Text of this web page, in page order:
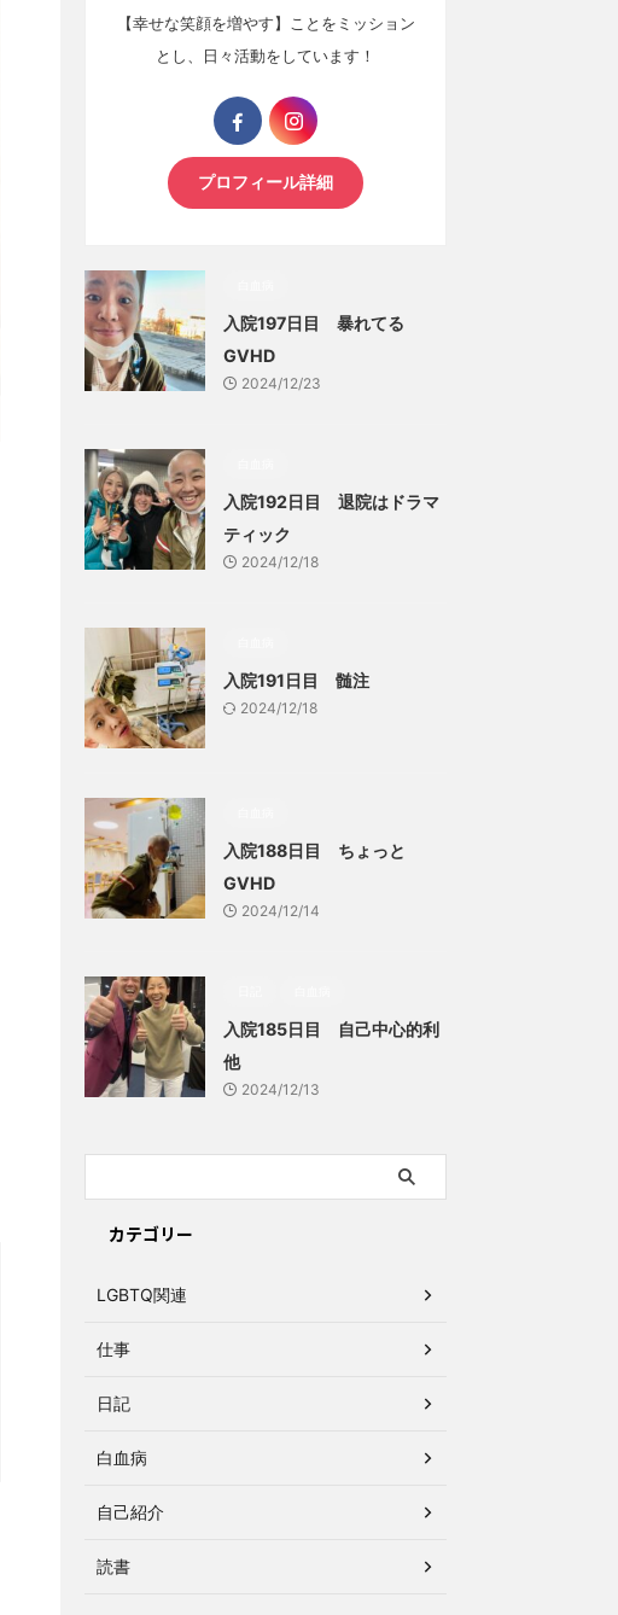
【幸せな笑顔を増やす】ことをミッション
とし、日々活動をしています！
プロフィール詳細
入院197日目 暴れてる
GVHD
2024/12/23
入院192日目 退院はドラマ
ティック
2024/12/18
入院191日目 髄注
2024/12/18
入院188日目 ちょっと
GVHD
2024/12/14
入院185日目 自己中心的利
他
2024/12/13
カテゴリー
LGBTQ関連
仕事
日記
白血病
自己紹介
読書